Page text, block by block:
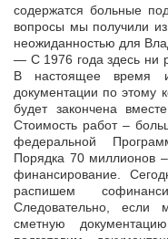
содержатся больные
вопросы мы получили
неожиданностью для
— С 1976 года здесь ни
В настоящее время
документации по этому
будет закончена
Стоимость работ –
федеральной
Порядка 70 миллионов
финансирование.
распишем
Следовательно, если
сметную